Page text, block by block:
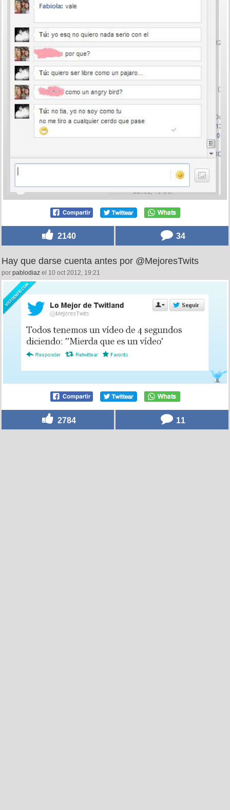
2140 34
Hay que darse cuenta antes por @MejoresTwits
por pablodiaz el 10 oct 2012, 19:21
2784 11